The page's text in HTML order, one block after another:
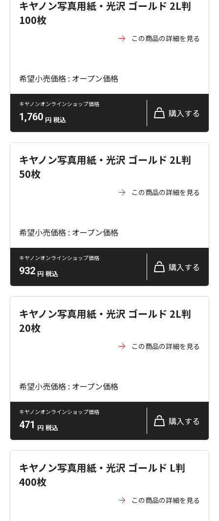
キヤノン写真用紙・光沢 ゴールド 2L判
100枚
この商品の詳細を見る
希望小売価格 : オープン価格
キヤノンオンラインショップ価格
1,760 円 税込
購入する
キヤノン写真用紙・光沢 ゴールド 2L判
50枚
この商品の詳細を見る
希望小売価格 : オープン価格
キヤノンオンラインショップ価格
932 円 税込
購入する
キヤノン写真用紙・光沢 ゴールド 2L判
20枚
この商品の詳細を見る
希望小売価格 : オープン価格
キヤノンオンラインショップ価格
471 円 税込
購入する
キヤノン写真用紙・光沢 ゴールド L判
400枚
この商品の詳細を見る